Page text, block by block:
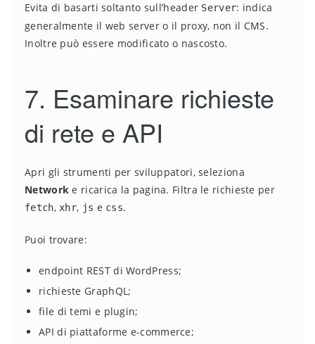
Evita di basarti soltanto sull’header Server: indica
generalmente il web server o il proxy, non il CMS.
Inoltre può essere modificato o nascosto.
7. Esaminare richieste
di rete e API
Apri gli strumenti per sviluppatori, seleziona
Network e ricarica la pagina. Filtra le richieste per
fetch,xhr, js e css.
Puoi trovare:
endpoint REST di WordPress;
richieste GraphQL;
file di temi e plugin;
API di piattaforme e-commerce;